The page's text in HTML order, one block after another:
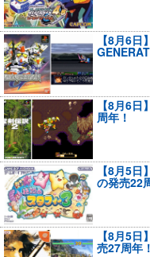
【8月6
【8月6
周年！
【8月5
の発売22
【8月5
売27周年！